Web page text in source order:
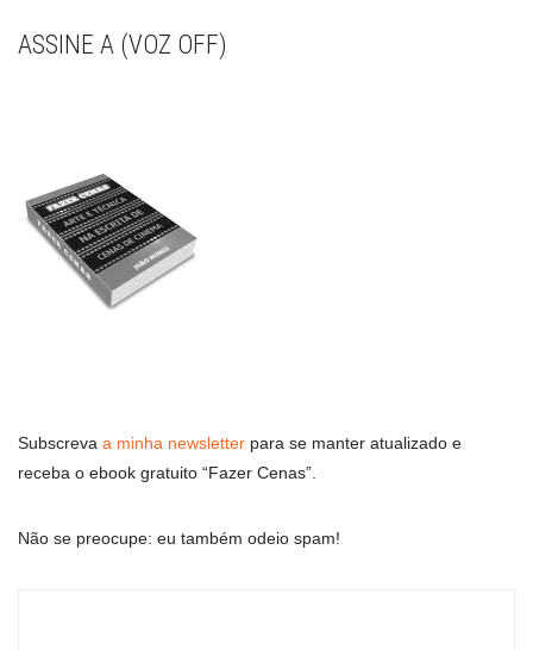
ASSINE A (VOZ OFF)
Subscreva a minha newsletter para se manter atualizado e
receba o ebook gratuito “Fazer Cenas”.
Não se preocupe: eu também odeio spam!